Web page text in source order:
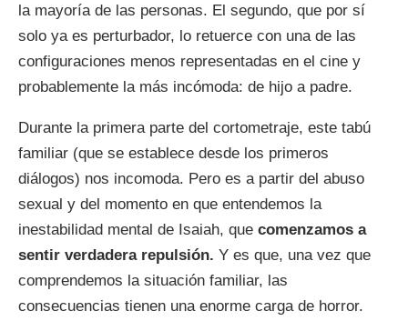
la mayoría de las personas. El segundo, que por sí
solo ya es perturbador, lo retuerce con una de las
configuraciones menos representadas en el cine y
probablemente la más incómoda: de hijo a padre.
Durante la primera parte del cortometraje, este tabú
familiar (que se establece desde los primeros
diálogos) nos incomoda. Pero es a partir del abuso
sexual y del momento en que entendemos la
inestabilidad mental de Isaiah, que comenzamos a
sentir verdadera repulsión. Y es que, una vez que
comprendemos la situación familiar, las
consecuencias tienen una enorme carga de horror.